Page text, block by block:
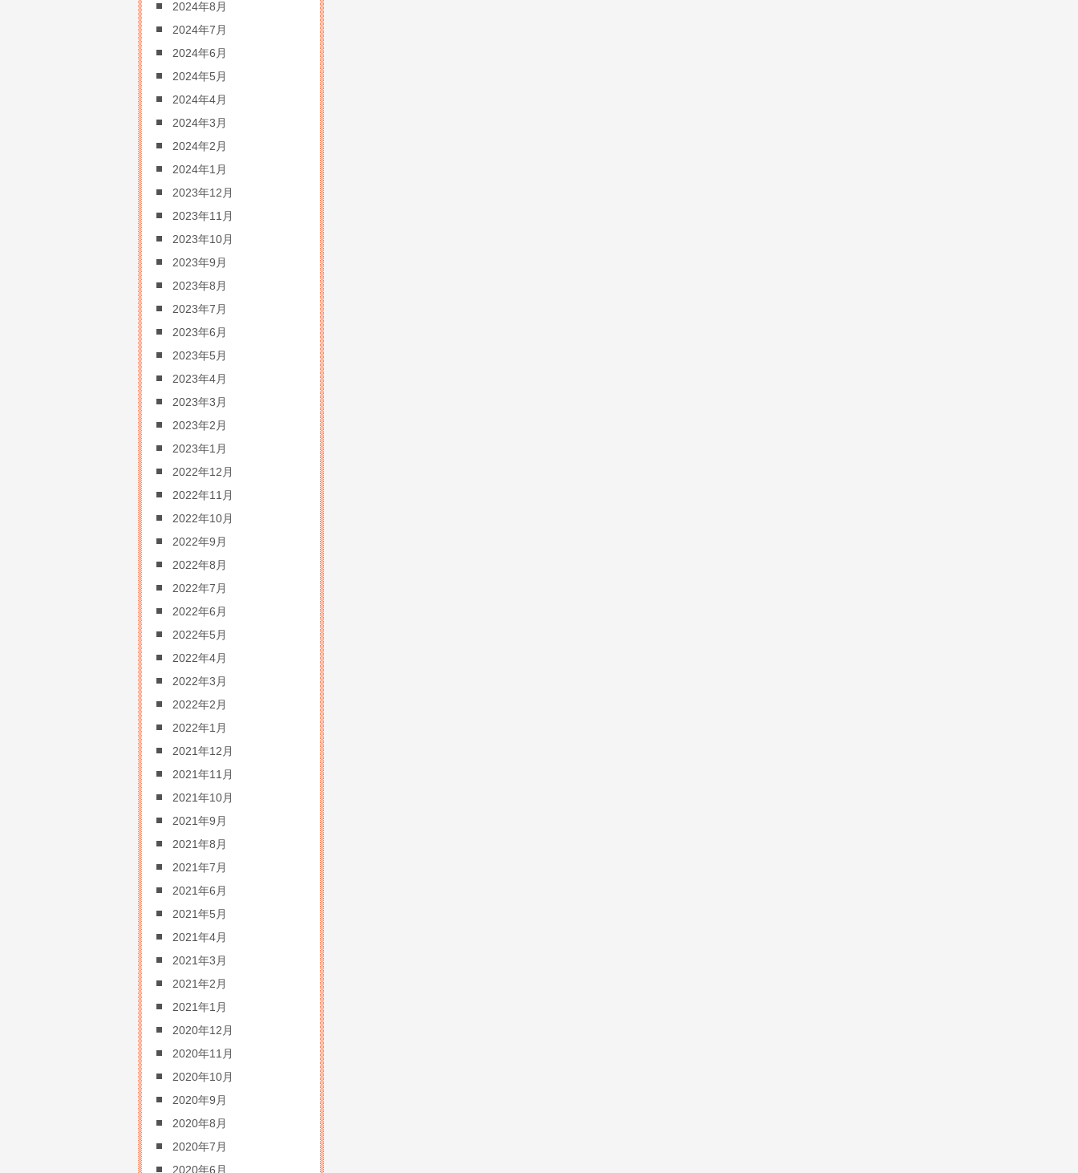
2024年8月
2024年7月
2024年6月
2024年5月
2024年4月
2024年3月
2024年2月
2024年1月
2023年12月
2023年11月
2023年10月
2023年9月
2023年8月
2023年7月
2023年6月
2023年5月
2023年4月
2023年3月
2023年2月
2023年1月
2022年12月
2022年11月
2022年10月
2022年9月
2022年8月
2022年7月
2022年6月
2022年5月
2022年4月
2022年3月
2022年2月
2022年1月
2021年12月
2021年11月
2021年10月
2021年9月
2021年8月
2021年7月
2021年6月
2021年5月
2021年4月
2021年3月
2021年2月
2021年1月
2020年12月
2020年11月
2020年10月
2020年9月
2020年8月
2020年7月
2020年6月